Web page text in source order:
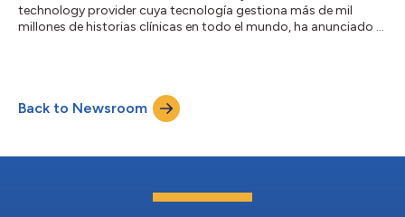
technology provider cuya tecnología gestiona más de mil
millones de historias clínicas en todo el mundo, ha anunciado el
Health Conference & Exhibition de HIMSS 2026. Desde esta
posición, el doctor Ferris aprovechará su visión integral de la
Back to Newsroom